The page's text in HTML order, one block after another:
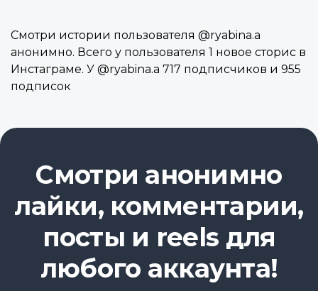
Смотри истории пользователя @ryabina.a
анонимно. Всего у пользователя 1 новое сторис в
Инстаграме. У @ryabina.a 717 подписчиков и 955
подписок
Смотри анонимно
лайки, комментарии,
посты и reels для
любого аккаунта!